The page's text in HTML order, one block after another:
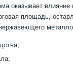
влияние
площадь,